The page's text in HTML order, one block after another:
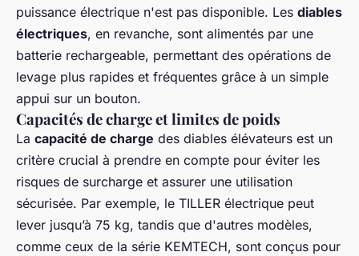
puissance électrique n'est pas disponible. Les diables
électriques, en revanche, sont alimentés par une
batterie rechargeable, permettant des opérations de
levage plus rapides et fréquentes grâce à un simple
appui sur un bouton.
Capacités de charge et limites de poids
La capacité de charge des diables élévateurs est un
critère crucial à prendre en compte pour éviter les
risques de surcharge et assurer une utilisation
sécurisée. Par exemple, le TILLER électrique peut
lever jusqu’à 75 kg, tandis que d'autres modèles,
comme ceux de la série KEMTECH, sont conçus pour